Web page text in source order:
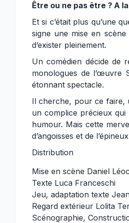
Être ou ne pas être ? A
Et si c’était plus qu’une
signe une mise en
d’exister pleinement.
Un comédien décide de
monologues de l’œuvre
étonnant spectacle.
Il cherche, pour ce faire,
un complice précieux
humour. Mais cette
d’angoisses et de
Distribution
Mise en scène Daniel
Texte Luca Franceschi
Jeu, adaptation texte
Regard extérieur Lolita
Scénographie,